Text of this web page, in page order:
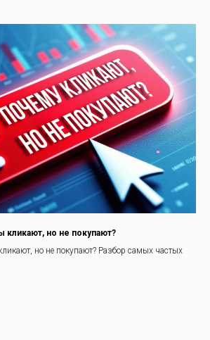
кликают, но не покупают?
но не покупают? Разбор самых частых